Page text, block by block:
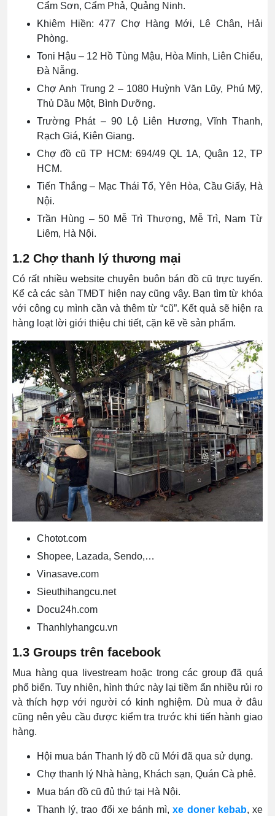
Cẩm Sơn, Cẩm Phả, Quảng Ninh.
Khiêm Hiền: 477 Chợ Hàng Mới, Lê Chân, Hải
Phòng.
Toni Hậu – 12 Hồ Tùng Mậu, Hòa Minh, Liên Chiểu,
Đà Nẵng.
Chợ Anh Trung 2 – 1080 Huỳnh Văn Lũy, Phú Mỹ,
Thủ Dầu Một, Bình Dưỡng.
Trường Phát – 90 Lộ Liên Hương, Vĩnh Thanh,
Rạch Giá, Kiên Giang.
Chợ đồ cũ TP HCM: 694/49 QL 1A, Quận 12, TP
HCM.
Tiến Thắng – Mạc Thái Tổ, Yên Hòa, Cầu Giấy, Hà
Nội.
Trần Hùng – 50 Mễ Trì Thượng, Mễ Trì, Nam Từ
Liêm, Hà Nội.
1.2 Chợ thanh lý thương mại
Có rất nhiều website chuyên buôn bán đồ cũ trực tuyến.
Kể cả các sàn TMĐT hiện nay cũng vậy. Bạn tìm từ khóa
với công cụ mình cần và thêm từ “cũ”. Kết quả sẽ hiện ra
hàng loạt lời giới thiệu chi tiết, cặn kẽ về sản phẩm.
Chotot.com
Shopee, Lazada, Sendo,…
Vinasave.com
Sieuthihangcu.net
Docu24h.com
Thanhlyhangcu.vn
1.3 Groups trên facebook
Mua hàng qua livestream hoặc trong các group đã quá
phổ biến. Tuy nhiên, hình thức này lại tiềm ẩn nhiều rủi ro
và thích hợp với người có kinh nghiệm. Dù mua ở đâu
cũng nên yêu cầu được kiểm tra trước khi tiến hành giao
hàng.
Hội mua bán Thanh lý đồ cũ Mới đã qua sử dụng.
Chợ thanh lý Nhà hàng, Khách sạn, Quán Cà phê.
Mua bán đồ cũ đủ thứ tại Hà Nội.
Thanh lý, trao đổi xe bánh mì,xe doner kebab, xe